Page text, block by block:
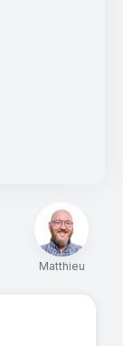
Matthieu